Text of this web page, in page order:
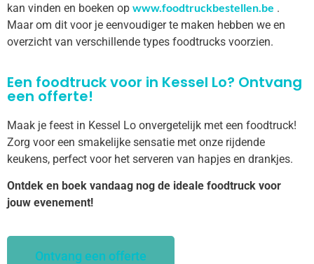
kan vinden en boeken op www.foodtruckbestellen.be .
Maar om dit voor je eenvoudiger te maken hebben we en
overzicht van verschillende types foodtrucks voorzien.
Een foodtruck voor in Kessel Lo? Ontvang
een offerte!
Maak je feest in Kessel Lo onvergetelijk met een foodtruck!
Zorg voor een smakelijke sensatie met onze rijdende
keukens, perfect voor het serveren van hapjes en drankjes.
Ontdek en boek vandaag nog de ideale foodtruck voor
jouw evenement!
Ontvang een offerte